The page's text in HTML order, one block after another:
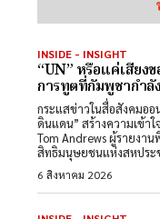
INSIDE - INSIGHT
“UN” หรือแค่เสียง
การทูตที่กัมพูชากำลั
กระแสข่าวในสื่อสังคมออ
ดินแดน” สร้างความเข้า
Tom Andrews ผู้รายง
สิทธิมนุษยชนแห่งสหประ
6 สิงหาคม 2026